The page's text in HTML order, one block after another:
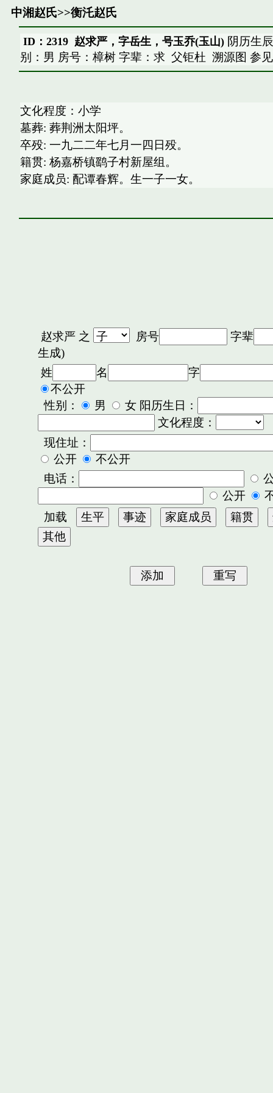
中湘赵氏>>衡汑赵氏
ID：2319 赵求严，字岳生，号玉乔(玉山)阴历生
别：男 房号：樟树 字辈：求 父钜杜 溯源图 参
文化程度：小学
墓葬: 葬荆洲太阳坪。
卒殁: 一九二二年七月一四日殁。
籍贯: 杨嘉桥镇鹞子村新屋组。
家庭成员: 配谭春辉。生一子一女。
赵求严之 房号
字辈
生成)
姓
名
字
不公开
性别：
男
女 阳历生日：
文化程度：
现住址：
公开
不公开
电话：
公开
加载